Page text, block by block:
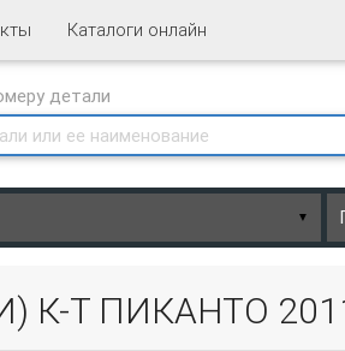
Каталоги онлайн
детали
▼
К-Т ПИКАНТО